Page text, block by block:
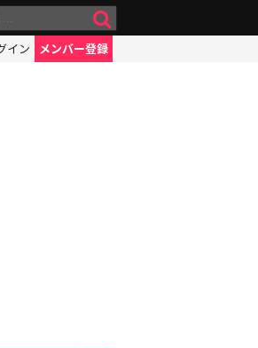
イン メンバー登録